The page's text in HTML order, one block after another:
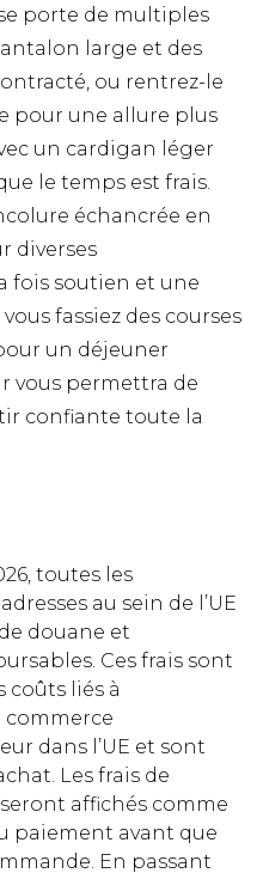
porte de multiples
large et des
ou rentrez-le
pour une allure plus
un cardigan léger
le temps est frais.
échancrée en
diverses
fois soutien et une
fassiez des courses
un déjeuner
vous permettra de
confiante toute la
toutes les
au sein de l’UE
douane et
Ces frais sont
coûts liés à
commerce
dans l’UE et sont
Les frais de
affichés comme
paiement avant que
En passant